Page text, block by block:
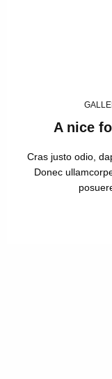
A nice
Cras justo odio,
Donec